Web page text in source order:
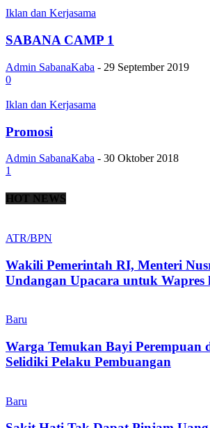
Iklan dan Kerjasama
SABANA CAMP 1
Admin SabanaKaba - 29 September 2019
0
Iklan dan Kerjasama
Promosi
Admin SabanaKaba - 30 Oktober 2018
1
HOT NEWS
ATR/BPN
Wakili Pemerintah RI, Menteri
Undangan Upacara untuk Wapres
Baru
Warga Temukan Bayi Perempuan
Selidiki Pelaku Pembuangan
Baru